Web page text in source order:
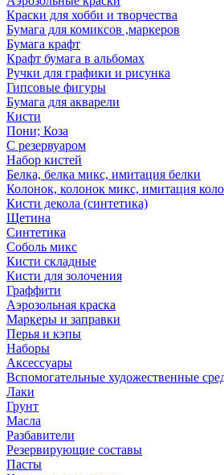
Краски для хобби и творчества
Бумага для комиксов ,маркеров
Бумага крафт
Крафт бумага в альбомах
Ручки для графики и рисунка
Гипсовые фигуры
Бумага для акварели
Кисти
Пони; Коза
С резервуаром
Набор кистей
Белка, белка микс, имитация белки
Колонок, колонок микс, имитация
Кисти декола (синтетика)
Щетина
Синтетика
Соболь микс
Кисти складные
Кисти для золочения
Граффити
Аэрозольная краска
Маркеры и заправки
Перья и кэпы
Наборы
Аксессуары
Вспомогательные художественные
Лаки
Грунт
Масла
Разбавители
Резервирующие составы
Пасты